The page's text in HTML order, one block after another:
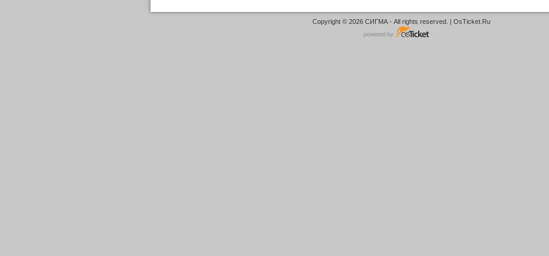
Copyright © 2026 СИГМА - All rights reserved. | OsTicket.Ru